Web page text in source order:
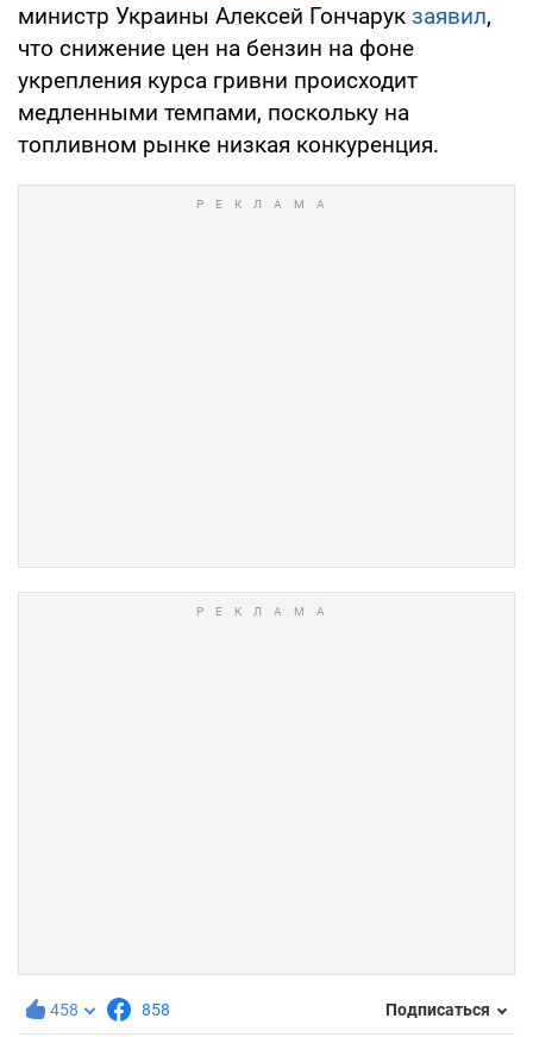
министр Украины Алексей Гончарук заявил,
что снижение цен на бензин на фоне
укрепления курса гривни происходит
медленными темпами, поскольку на
топливном рынке низкая конкуренция.
458 858 Подписаться